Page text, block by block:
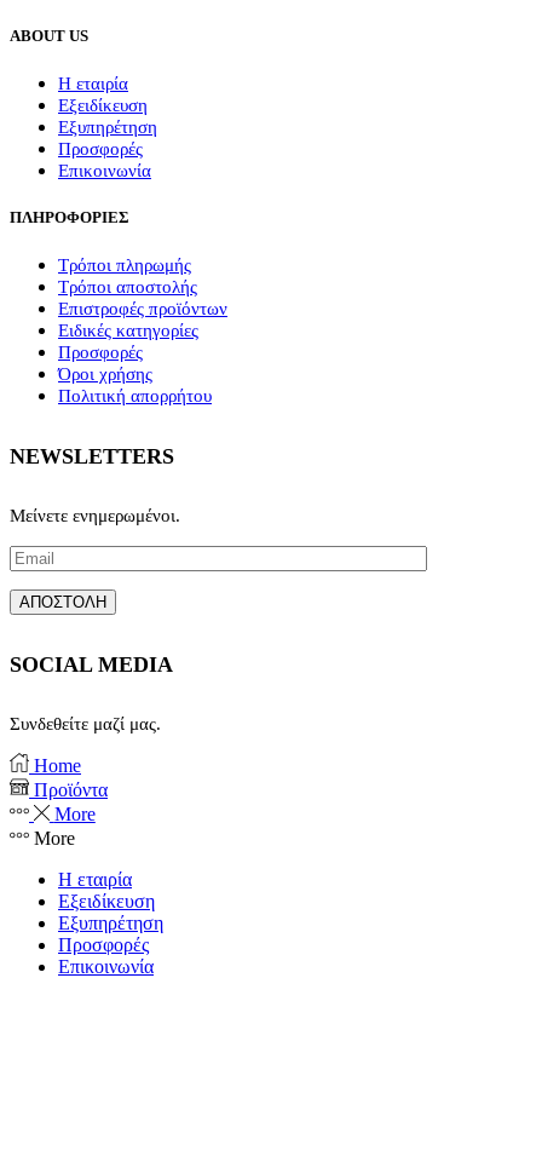
ABOUT US
Η εταιρία
Εξειδίκευση
Εξυπηρέτηση
Προσφορές
Επικοινωνία
ΠΛΗΡΟΦΟΡΙΕΣ
Τρόποι πληρωμής
Τρόποι αποστολής
Επιστροφές προϊόντων
Ειδικές κατηγορίες
Προσφορές
Όροι χρήσης
Πολιτική απορρήτου
NEWSLETTERS
Μείνετε ενημερωμένοι.
SOCIAL MEDIA
Συνδεθείτε μαζί μας.
Facebook
Instagram
Home
Προϊόντα
More
More
Η εταιρία
Εξειδίκευση
Εξυπηρέτηση
Προσφορές
Επικοινωνία